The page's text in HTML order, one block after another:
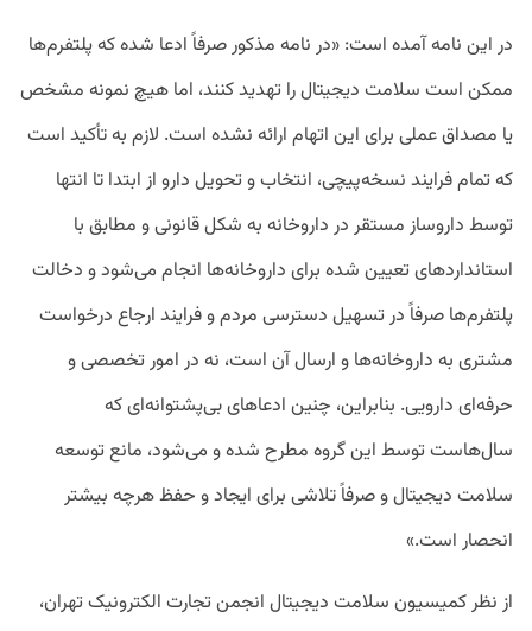
در این نامه آمده است: «در نامه مذکور صرفاً ادعا شده که پلتفرم‌ها
ممکن است سلامت دیجیتال را تهدید کنند، اما هیچ نمونه مشخص
یا مصداق عملی برای این اتهام ارائه نشده است. لازم به تأکید است
که تمام فرایند نسخه‌پیچی، انتخاب و تحویل دارو از ابتدا تا انتها
توسط داروساز مستقر در داروخانه به شکل قانونی و مطابق با
استانداردهای تعیین شده برای داروخانه‌ها انجام می‌شود و دخالت
پلتفرم‌ها صرفاً در تسهیل دسترسی مردم و فرایند ارجاع درخواست
مشتری به داروخانه‌ها و ارسال آن است، نه در امور تخصصی و
حرفه‌ای دارویی. بنابراین، چنین ادعاهای بی‌پشتوانه‌ای که
سال‌هاست توسط این گروه مطرح شده و می‌شود، مانع توسعه
سلامت دیجیتال و صرفاً تلاشی برای ایجاد و حفظ هرچه بیشتر
انحصار است.»
از نظر کمیسیون سلامت دیجیتال انجمن تجارت الکترونیک تهران،